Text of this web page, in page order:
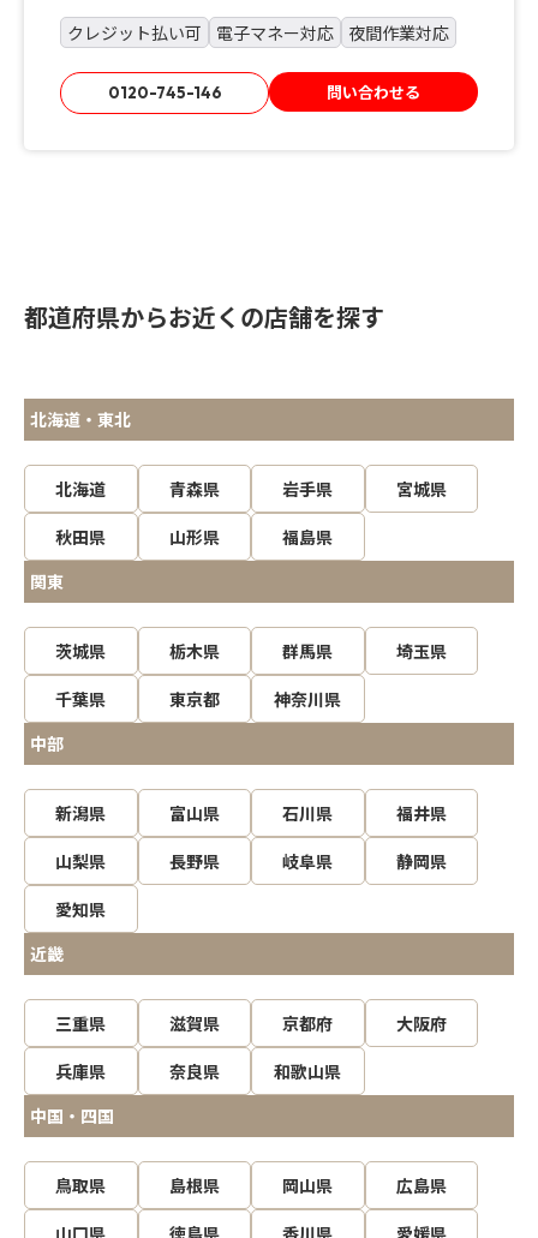
クレジット払い可 電子マネー対応 夜間作業対応
0120-745-146 問い合わせる
都道府県からお近くの店舗を探す
北海道・東北
北海道 青森県 岩手県
宮城県
秋田県
山形県
福島県
関東
茨城県 栃木県 群馬県
埼玉県
千葉県
東京都
神奈川県
中部
新潟県 富山県 石川県
福井県
山梨県
長野県 岐阜県
静岡県
愛知県
近畿
三重県 滋賀県 京都府
大阪府
兵庫県
奈良県
和歌山県
中国・四国
鳥取県 島根県 岡山県
広島県
山口県
徳島県 香川県 愛媛県